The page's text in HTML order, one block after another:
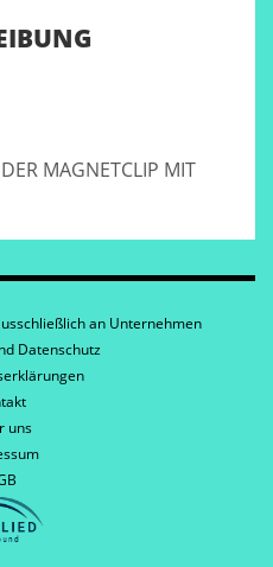
MAGNETCLIP MIT
an Unternehmen
Datenschutz
uns